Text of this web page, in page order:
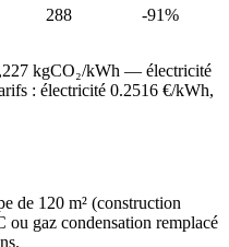
288 -91%
kgCO₂/kWh — électricité
: électricité 0.2516 €/kWh,
de 120 m² (construction
ou gaz condensation remplacé
.